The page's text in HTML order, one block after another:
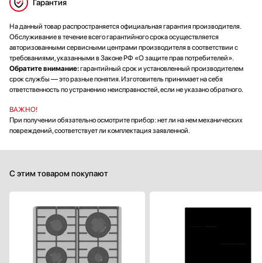
Гарантия
На данный товар распространяется официальная гарантия производителя.
Обслуживание в течение всего гарантийного срока осуществляется
авторизованными сервисными центрами производителя в соответствии с
требованиями, указанными в Законе РФ «О защите прав потребителей».
Обратите внимание:гарантийный срок и установленный производителем
срок службы — это разные понятия. Изготовитель принимает на себя
ответственность по устранению неисправностей, если не указано обратного.
ВАЖНО!
При получении обязательно осмотрите прибор: нет ли на нем механических
повреждений, соответствует ли комплектация заявленной.
С этим товаром покупают